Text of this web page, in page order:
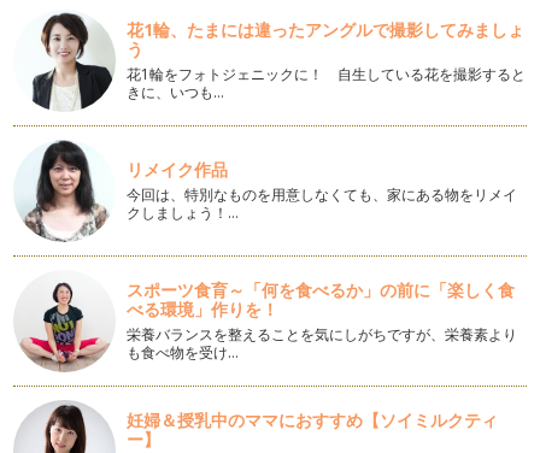
和菓子
移ろう季節を感じさせてくれるのは自然界のものだけではあり
ません。人間が生みだした和菓子もま…
さくら
名ばかりの寒い立春も三寒四温の春分も七十二候の『櫻始開
（さくらはじめてひらく）』も過ぎ、い…
昔の遊び
皆さまが初めて出合った遊びは何ですか？好きだった遊びは何
だったでしょう？ 昭和４０…
ひなまつり
３月弥生は『桃の節句』、ひなまつり！女の子の健やかな成長
を祝うおまつりですね。女の子がいる…
おりがみ
『おりがみ』って素晴らしいと思いませんか？！遊びであり、
芸術であり、文化であるの…
花1輪、たまには違ったアングルで撮影してみましょ
う
花1輪をフォトジェニックに！ 自生している花を撮影すると
きに、いつも…
リメイク作品
今回は、特別なものを用意しなくても、家にある物をリメイ
クしましょう！…
スポーツ食育～「何を食べるか」の前に「楽しく食
べる環境」作りを！
栄養バランスを整えることを気にしがちですが、栄養素より
も食べ物を受け…
妊婦＆授乳中のママにおすすめ【ソイミルクティ
ー】